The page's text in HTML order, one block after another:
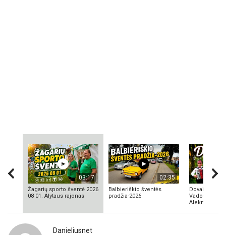
03:17
Žagarių sporto šventė 2026
08 01. Alytaus rajonas
02:35
Balbieriškio šventės
pradžia-2026
Dovainonių
Vadovas
Aleknavičius
Danieliusnet